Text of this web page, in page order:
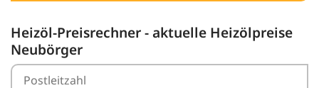
Heizöl-Preisrechner - aktuelle Heizölpreise
Neubörger